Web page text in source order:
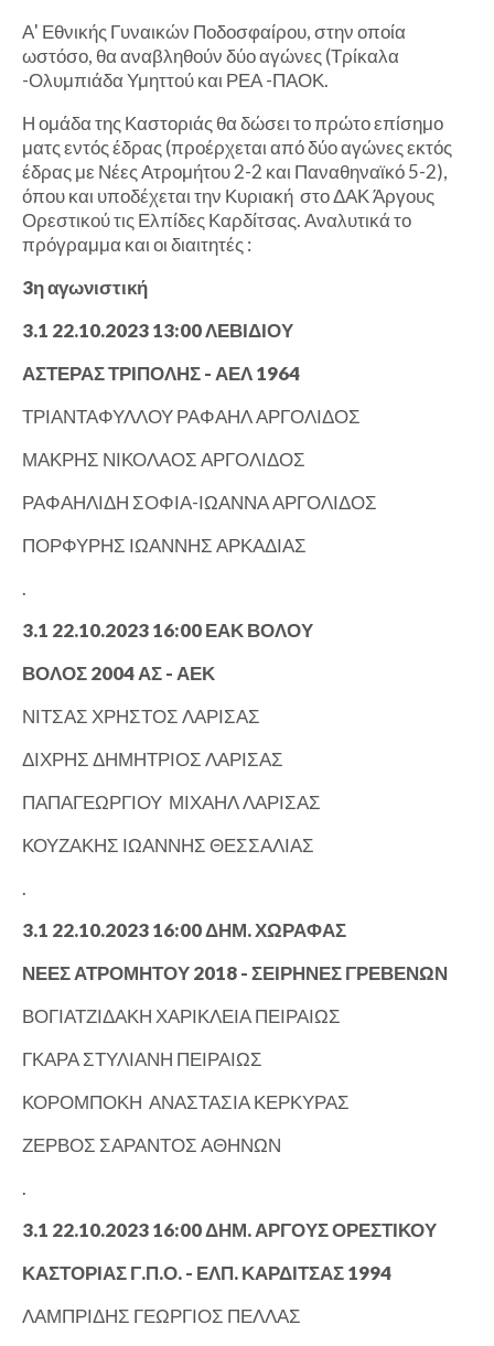
Α' Εθνικής Γυναικών Ποδοσφαίρου, στην οποία
ωστόσο, θα αναβληθούν δύο αγώνες (Τρίκαλα
-Ολυμπιάδα Υμηττού και ΡΕΑ -ΠΑΟΚ.
Η ομάδα της Καστοριάς θα δώσει το πρώτο επίσημο
ματς εντός έδρας (προέρχεται από δύο αγώνες εκτός
έδρας με Νέες Ατρομήτου 2-2 και Παναθηναϊκό 5-2),
όπου και υποδέχεται την Κυριακή στο ΔΑΚ Άργους
Ορεστικού τις Ελπίδες Καρδίτσας. Αναλυτικά το
πρόγραμμα και οι διαιτητές :
3η αγωνιστική
3.1 22.10.2023 13:00 ΛΕΒΙΔΙΟΥ
ΑΣΤΕΡΑΣ ΤΡΙΠΟΛΗΣ - ΑΕΛ 1964
ΤΡΙΑΝΤΑΦΥΛΛΟΥ ΡΑΦΑΗΛ ΑΡΓΟΛΙΔΟΣ
ΜΑΚΡΗΣ ΝΙΚΟΛΑΟΣ ΑΡΓΟΛΙΔΟΣ
ΡΑΦΑΗΛΙΔΗ ΣΟΦΙΑ-ΙΩΑΝΝΑ ΑΡΓΟΛΙΔΟΣ
ΠΟΡΦΥΡΗΣ ΙΩΑΝΝΗΣ ΑΡΚΑΔΙΑΣ
.
3.1 22.10.2023 16:00 ΕΑΚ ΒΟΛΟΥ
ΒΟΛΟΣ 2004 ΑΣ - ΑΕΚ
ΝΙΤΣΑΣ ΧΡΗΣΤΟΣ ΛΑΡΙΣΑΣ
ΔΙΧΡΗΣ ΔΗΜΗΤΡΙΟΣ ΛΑΡΙΣΑΣ
ΠΑΠΑΓΕΩΡΓΙΟΥ ΜΙΧΑΗΛ ΛΑΡΙΣΑΣ
ΚΟΥΖΑΚΗΣ ΙΩΑΝΝΗΣ ΘΕΣΣΑΛΙΑΣ
.
3.1 22.10.2023 16:00 ΔΗΜ. ΧΩΡΑΦΑΣ
ΝΕΕΣ ΑΤΡΟΜΗΤΟΥ 2018 - ΣΕΙΡΗΝΕΣ ΓΡΕΒΕΝΩΝ
ΒΟΓΙΑΤΖΙΔΑΚΗ ΧΑΡΙΚΛΕΙΑ ΠΕΙΡΑΙΩΣ
ΓΚΑΡΑ ΣΤΥΛΙΑΝΗ ΠΕΙΡΑΙΩΣ
ΚΟΡΟΜΠΟΚΗ ΑΝΑΣΤΑΣΙΑ ΚΕΡΚΥΡΑΣ
ΖΕΡΒΟΣ ΣΑΡΑΝΤΟΣ ΑΘΗΝΩΝ
.
3.1 22.10.2023 16:00 ΔΗΜ. ΑΡΓΟΥΣ ΟΡΕΣΤΙΚΟΥ
ΚΑΣΤΟΡΙΑΣ Γ.Π.Ο. - ΕΛΠ. ΚΑΡΔΙΤΣΑΣ 1994
ΛΑΜΠΡΙΔΗΣ ΓΕΩΡΓΙΟΣ ΠΕΛΛΑΣ